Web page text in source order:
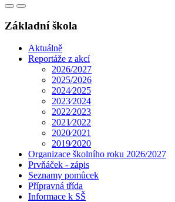
Základní škola
Aktuálně
Reportáže z akcí
2026/2027
2025/2026
2024⁄2025
2023⁄2024
2022⁄2023
2021⁄2022
2020⁄2021
2019⁄2020
Organizace školního roku 2026/2027
Prvňáček - zápis
Seznamy pomůcek
Přípravná třída
Informace k SŠ